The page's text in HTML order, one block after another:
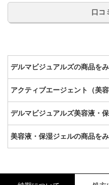
口コ
デルマビジュアルズの商品を
アクティブエージェント（美
デルマビジュアルズ美容液・
美容液・保湿ジェルの商品を